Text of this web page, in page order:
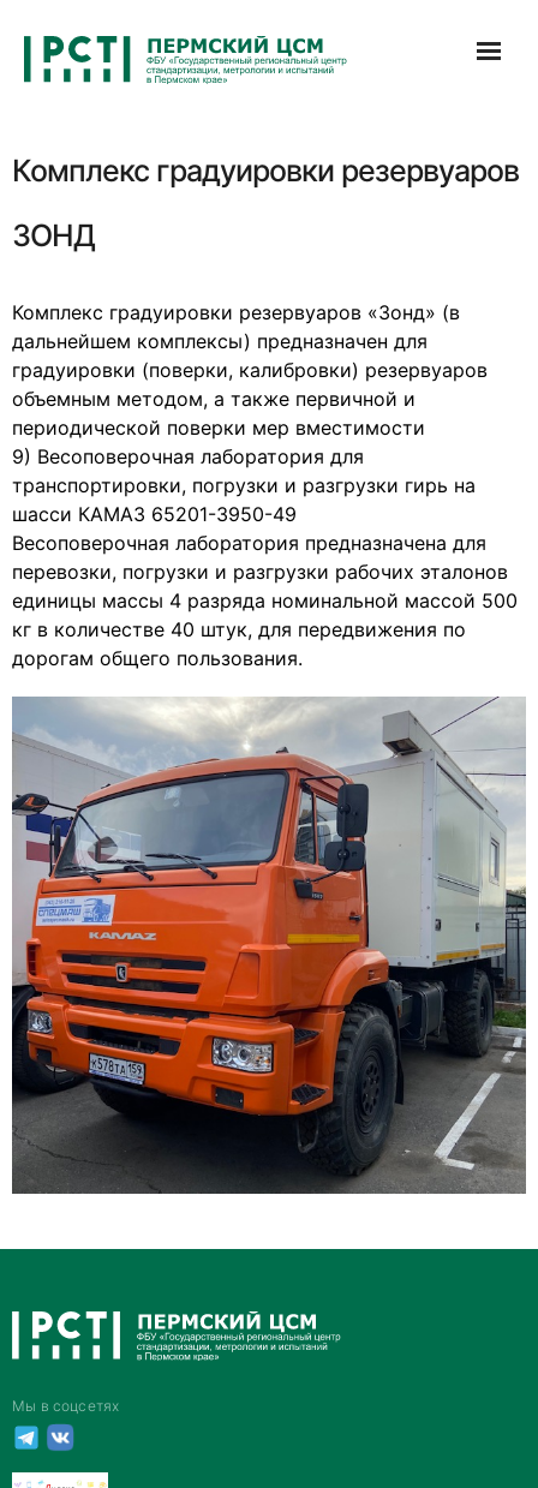
содержимому
Комплекс градуировки резервуаров
ЗОНД
Комплекс градуировки резервуаров «Зонд» (в
дальнейшем комплексы) предназначен для
градуировки (поверки, калибровки) резервуаров
объемным методом, а также первичной и
периодической поверки мер вместимости
9) Весоповерочная лаборатория для
транспортировки, погрузки и разгрузки гирь на
шасси КАМАЗ 65201-3950-49
Весоповерочная лаборатория предназначена для
перевозки, погрузки и разгрузки рабочих эталонов
единицы массы 4 разряда номинальной массой 500
кг в количестве 40 штук, для передвижения по
дорогам общего пользования.
Мы в соцсетях